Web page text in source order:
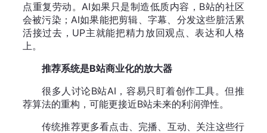
点重复劳动。AI如果只是制造低质内容，B站的社区
会被污染；AI如果能把剪辑、字幕、分发这些脏活累
活接过去，UP主就能把精力放回观点、表达和人格
上。
推荐系统是B站商业化的放大器
很多人讨论B站AI，容易只盯着创作工具。但推
荐算法的重构，可能更接近B站未来的利润弹性。
传统推荐更多看点击、完播、互动、关注这些行